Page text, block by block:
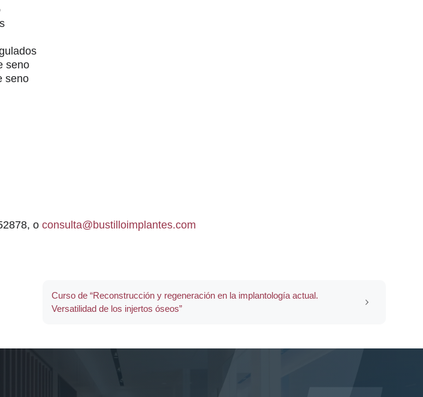
seno
seno
o consulta@bustilloimplantes.com
Curso de “Reconstrucción y regeneración en la implantología actual.
Versatilidad de los injertos óseos”